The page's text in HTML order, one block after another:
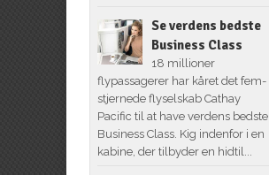
Se verdens bedste
Business Class
18 millioner
flypassagerer har kåret det fem-
stjernede flyselskab Cathay
Pacific til at have verdens bedste
Business Class. Kig indenfor i en
kabine, der tilbyder en hidtil...